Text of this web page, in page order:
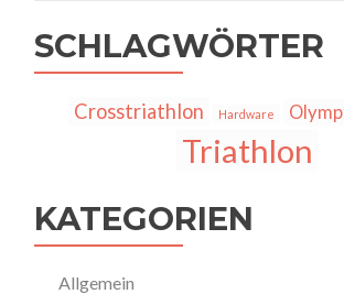
SCHLAGWÖRTER
Crosstriathlon Hardware
Triathlon
KATEGORIEN
Allgemein